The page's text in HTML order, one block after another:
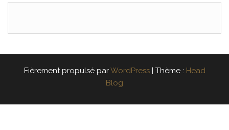
Fièrement propulsé parWordPress | Thème : Head
Blog